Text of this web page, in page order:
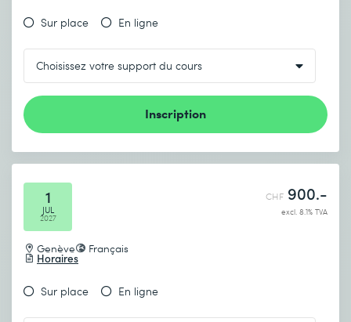
Sur place En ligne
Inscription
1
JUL
2027
Genève Français
Horaires
CHF 900.-
excl. 8.1% TVA
Sur place En ligne